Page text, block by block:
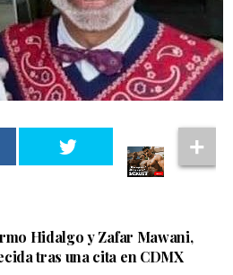
Hidalgo y Zafar Mawani,
tras una cita en CDMX